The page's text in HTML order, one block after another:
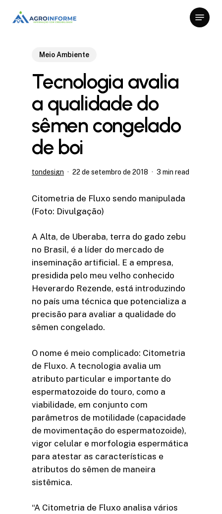
Menu
Meio Ambiente
Tecnologia avalia
a qualidade do
sêmen congelado
de boi
tondesign 22 de setembro de 2018 3 min read
Citometria de Fluxo sendo manipulada
(Foto: Divulgação)
A Alta, de Uberaba, terra do gado zebu
no Brasil, é a líder do mercado de
inseminação artificial. E a empresa,
presidida pelo meu velho conhecido
Heverardo Rezende, está introduzindo
no país uma técnica que potencializa a
precisão para avaliar a qualidade do
sêmen congelado.
O nome é meio complicado: Citometria
de Fluxo. A tecnologia avalia um
atributo particular e importante do
espermatozoide do touro, como a
viabilidade, em conjunto com
parâmetros de motilidade (capacidade
de movimentação do espermatozoide),
vigor celular e morfologia espermática
para atestar as características e
atributos do sêmen de maneira
sistêmica.
“A Citometria de Fluxo analisa vários